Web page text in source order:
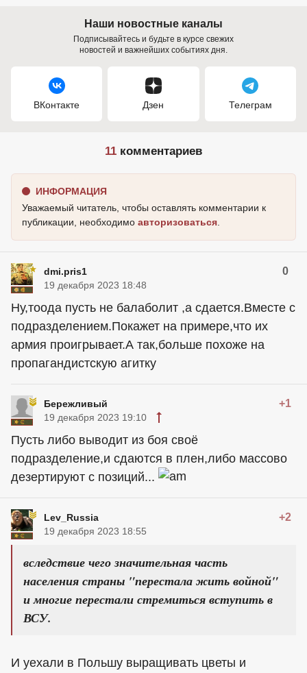
Наши новостные каналы
Подписывайтесь и будьте в курсе свежих
новостей и важнейших событиях дня.
ВКонтакте Дзен Телеграм
11 комментариев
ИНФОРМАЦИЯ
Уважаемый читатель, чтобы оставлять комментарии к
публикации, необходимо авторизоваться.
dmi.pris1 0
19 декабря 2023 18:48
Ну,тоода пусть не балаболит ,а сдается.Вместе с
подразделением.Покажет на примере,что их
армия проигрывает.А так,больше похоже на
пропагандистскую агитку
Бережливый +1
19 декабря 2023 19:10
Пусть либо выводит из боя своё
подразделение,и сдаются в плен,либо массово
дезертируют с позиций...
Lev_Russia +2
19 декабря 2023 18:55
вследствие чего значительная часть
населения страны "перестала жить войной"
и многие перестали стремиться вступить в
ВСУ.
И уехали в Польшу выращивать цветы и